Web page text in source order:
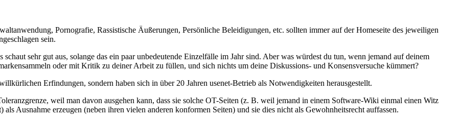
Pornografie, Rassistische Äußerungen, Persönliche Beleidigungen, etc. sollten immer auf der Homeseite des jeweiligen
sein.
sehr gut aus, solange das ein paar unbedeutende Einzelfälle im Jahr sind. Aber was würdest du tun, wenn jemand auf deinem
oder mit Kritik zu deiner Arbeit zu füllen, und sich nichts um deine Diskussions- und Konsensversuche kümmert?
Erfindungen, sondern haben sich in über 20 Jahren usenet-Betrieb als Notwendigkeiten herausgestellt.
weil man davon ausgehen kann, dass sie solche OT-Seiten (z. B. weil jemand in einem Software-Wiki einmal einen Witz
Ausnahme erzeugen (neben ihren vielen anderen konformen Seiten) und sie dies nicht als Gewohnheitsrecht auffassen.